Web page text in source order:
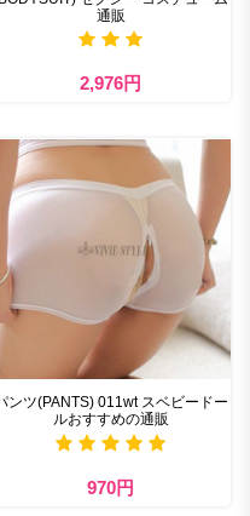
通販
2,976円
ンツ(PANTS) 011wt スベビードー
ルおすすめの通販
970円